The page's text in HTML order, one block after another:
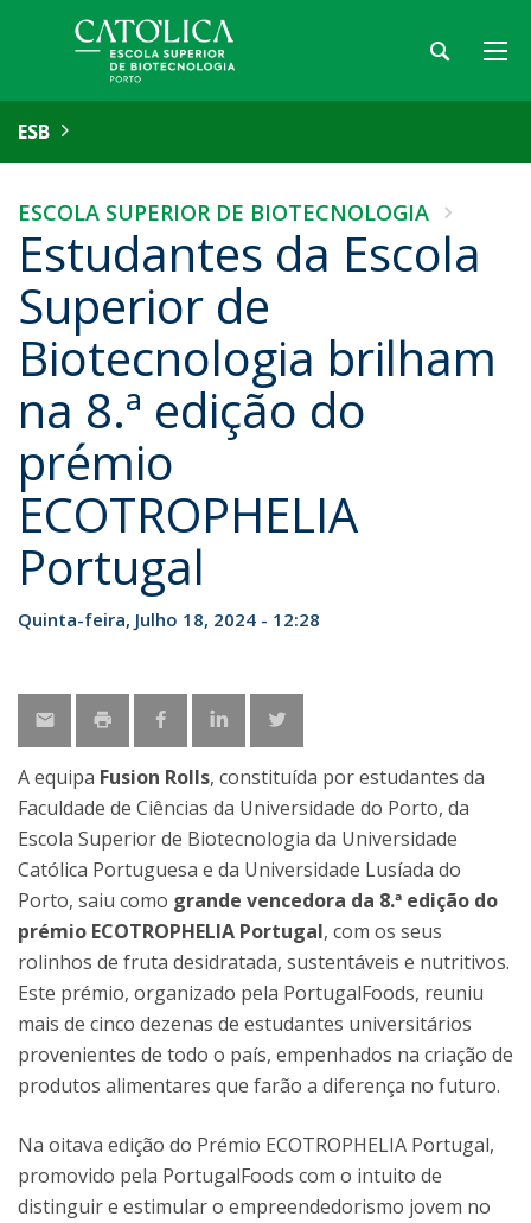
ESB
ESCOLA SUPERIOR DE BIOTECNOLOGIA
Estudantes da Escola
Superior de
Biotecnologia brilham
na 8.ª edição do
prémio
ECOTROPHELIA
Portugal
Quinta-feira, Julho 18, 2024 - 12:28
A equipa Fusion Rolls, constituída por estudantes da
Faculdade de Ciências da Universidade do Porto, da
Escola Superior de Biotecnologia da Universidade
Católica Portuguesa e da Universidade Lusíada do
Porto, saiu como grande vencedora da 8.ª edição do
prémio ECOTROPHELIA Portugal, com os seus
rolinhos de fruta desidratada, sustentáveis e nutritivos.
Este prémio, organizado pela PortugalFoods, reuniu
mais de cinco dezenas de estudantes universitários
provenientes de todo o país, empenhados na criação de
produtos alimentares que farão a diferença no futuro.
Na oitava edição do Prémio ECOTROPHELIA Portugal,
promovido pela PortugalFoods com o intuito de
distinguir e estimular o empreendedorismo jovem no